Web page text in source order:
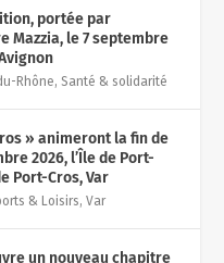
portée par
Mazzia, le 7 septembre
Rhône,Santé & solidarité
» animeront la fin de
2026, l’Île de Port-
Port-Cros, Var
& Loisirs,Var
un nouveau chapitre